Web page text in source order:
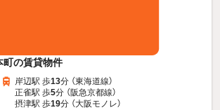
町の賃貸物件
岸辺駅 歩13分 （東海道線）
正雀駅 歩5分 （阪急京都線）
摂津駅 歩19分 （大阪モノレ）